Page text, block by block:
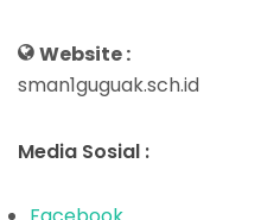
Website :
sman1guguak.sch.id
Media Sosial :